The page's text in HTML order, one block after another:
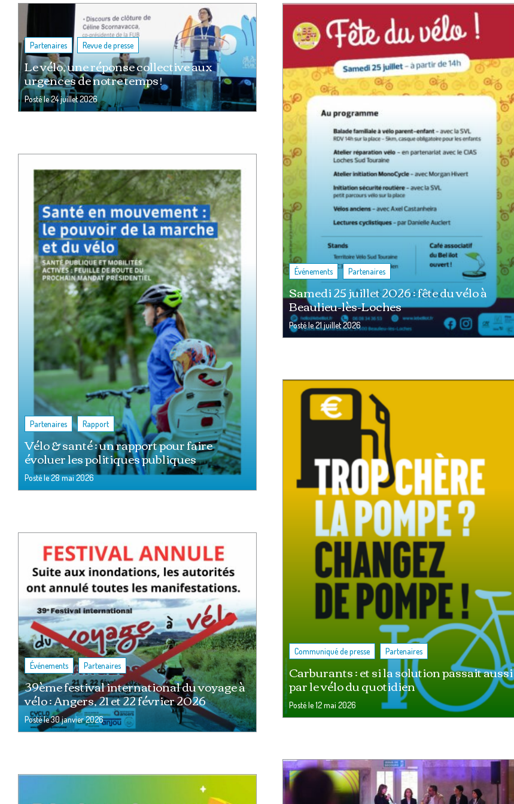
Partenaires , Revue de presse
Le vélo, une réponse collective aux
urgences de notre temps !
Posté le24 juillet 2026
Événements , Partenaires
Samedi 25 juillet 2026 : fête du vélo à
Beaulieu-lès-Loches
Posté le21 juillet 2026
Partenaires , Rapport
Vélo & santé : un rapport pour faire
évoluer les politiques publiques
Posté le28 mai 2026
Communiqué de presse Partenaires
Carburants : et si la solution passait aussi
par le vélo du quotidien
Posté le12 mai 2026
Événements , Partenaires
39ème festival international du voyage à
vélo : Angers, 21 et 22 février 2026
Posté le30 janvier 2026